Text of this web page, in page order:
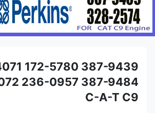
293-4071
C-A-T C9